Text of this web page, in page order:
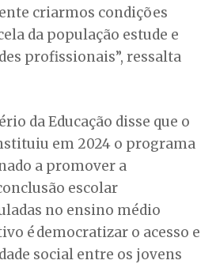
criarmos condições
da população estude e
profissionais”, ressalta
da Educação disse que o
em 2024 o programa
a promover a
escolar
no ensino médio
é democratizar o acesso e
social entre os jovens